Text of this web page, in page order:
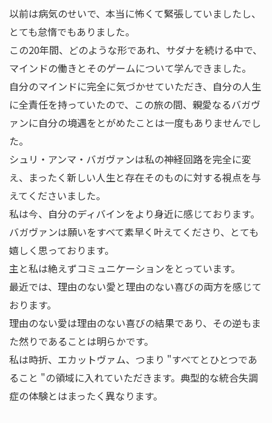
以前は病気のせいで、本当に怖くて緊張していましたし、
とても怠惰でもありました。
この20年間、どのような形であれ、サダナを続ける中で、
マインドの働きとそのゲームについて学んできました。
自分のマインドに完全に気づかせていただき、自分の人生
に全責任を持っていたので、この旅の間、親愛なるバガヴ
ァンに自分の境遇をとがめたことは一度もありませんでし
た。
シュリ・アンマ・バガヴァンは私の神経回路を完全に変
え、まったく新しい人生と存在そのものに対する視点を与
えてくださいました。
私は今、自分のディバインをより身近に感じております。
バガヴァンは願いをすべて素早く叶えてくださり、とても
嬉しく思っております。
主と私は絶えずコミュニケーションをとっています。
最近では、理由のない愛と理由のない喜びの両方を感じて
おります。
理由のない愛は理由のない喜びの結果であり、その逆もま
た然りであることは明らかです。
私は時折、エカットヴァム、つまり "すべてとひとつであ
ること "の領域に入れていただきます。典型的な統合失調
症の体験とはまったく異なります。